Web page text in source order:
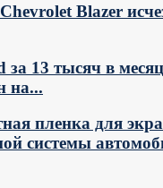
Blazer
за 13 тысяч в
на...
пленка для
системы